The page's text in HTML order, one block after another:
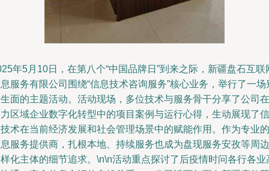
年5月10日，在第八个“中国品牌日”到来之际，新疆盘石互联
服务有限公司围绕“信息技术咨询服务”核心业务，举行了一场
面的主题活动。活动现场，多位技术与服务骨干分享了公司在
区域企业数字化转型中的项目案例与运行心得，生动展现了信
术在当前经济发展和社会管理场景中的赋能作用。作为专业的
服务提供商，扎根本地、持续服务也成为盘现服务安孜等周边
化主体的细节追求。\n\n活动重点探讨了后疫情时问各行各业